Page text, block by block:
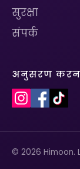
सुरक्षा
संपर्क
अनुसरण
© 2026 Himoon.